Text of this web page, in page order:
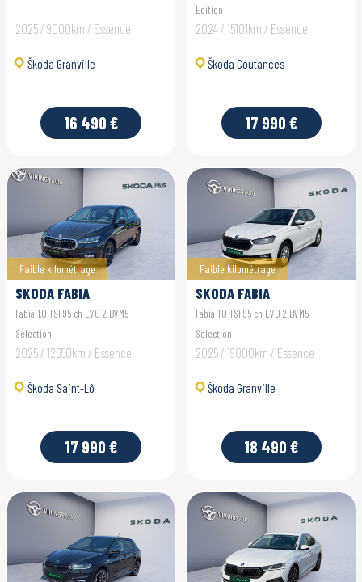
2025 / 9000km / Essence
Škoda Granville
16 490 €
Edition
2024 / 15101km / Essence
Škoda Coutances
17 990 €
Faible kilométrage
SKODA FABIA
Fabia 1.0 TSI 95 ch EVO 2 BVM5
Selection
2025 / 12650km / Essence
Škoda Saint-Lô
17 990 €
Faible kilométrage
SKODA FABIA
Fabia 1.0 TSI 95 ch EVO 2 BVM5
Selection
2025 / 19000km / Essence
Škoda Granville
18 490 €